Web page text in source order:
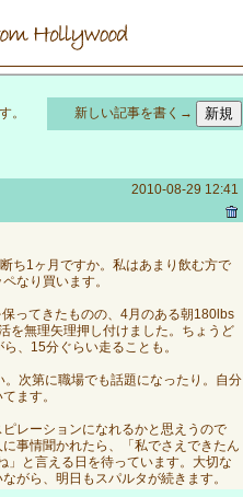
。 新しい記事を書く→
2010-08-29 12:41
ち1ヶ月ですか。私はあまり飲む方で
なり買います。
ってきたものの、4月のある朝180lbs
を無理矢理押し付けました。ちょうど
、15分ぐらい走ることも。
次第に職場でも話題になったり。自分
ます。
レーションになれるかと思えうので
事情聞かれたら、「私でさえできたん
」と言える日を待っています。大切な
がら、明日もスパルタが続きます。